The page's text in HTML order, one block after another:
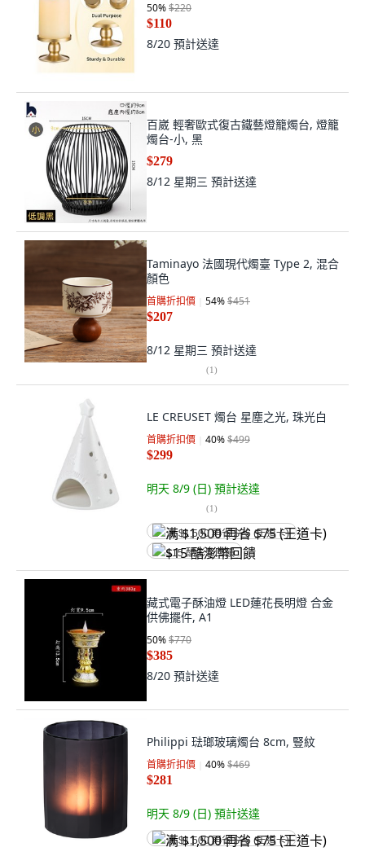
50%$220
$110
8/20 預計送達
百崴 輕奢歐式復古鐵藝燈籠燭台, 燈籠
燭台-小, 黑
$279
8/12 星期三 預計送達
Taminayo 法國現代燭臺 Type 2, 混合
顏色
首購折扣價 54%$451
$207
8/12 星期三 預計送達
(1)
LE CREUSET 燭台 星塵之光, 珠光白
首購折扣價 40%$499
$299
明天 8/9 (日) 預計送達
(1)
满 $1,500 再省 $75 (王道卡)
$15 酷澎幣回饋
藏式電子酥油燈 LED蓮花長明燈 合金
供佛擺件, A1
50%$770
$385
8/20 預計送達
Philippi 琺瑯玻璃燭台 8cm, 豎紋
首購折扣價 40%$469
$281
明天 8/9 (日) 預計送達
满 $1,500 再省 $75 (王道卡)